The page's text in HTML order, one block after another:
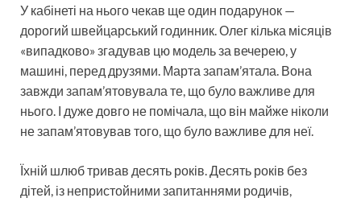
У кабінеті на нього чекав ще один подарунок —
дорогий швейцарський годинник. Олег кілька місяців
«випадково» згадував цю модель за вечерею, у
машині, перед друзями. Марта запам’ятала. Вона
завжди запам’ятовувала те, що було важливе для
нього. І дуже довго не помічала, що він майже ніколи
не запам’ятовував того, що було важливе для неї.
Їхній шлюб тривав десять років. Десять років без
дітей, із непристойними запитаннями родичів,